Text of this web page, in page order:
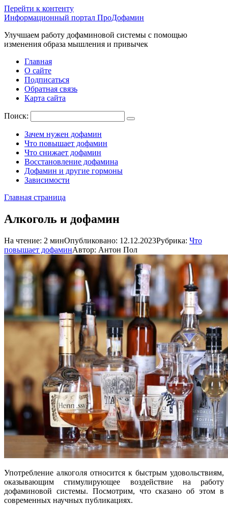
Перейти к контенту
Информационный портал ПроДофамин
Улучшаем работу дофаминовой системы с помощью
изменения образа мышления и привычек
Главная
О сайте
Подписаться
Обратная связь
Карта сайта
Поиск:
Зачем нужен дофамин
Что повышает дофамин
Что снижает дофамин
Восстановление дофамина
Дофамин и другие гормоны
Зависимости
Главная страница
Алкоголь и дофамин
На чтение: 2 минОпубликовано: 12.12.2023Рубрика: Что
повышает дофаминАвтор: Антон Пол
Употребление алкоголя относится к быстрым удовольствиям,
оказывающим стимулирующее воздействие на работу
дофаминовой системы. Посмотрим, что сказано об этом в
современных научных публикациях.